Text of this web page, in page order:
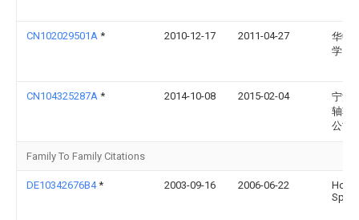
CN102029501A * 2010-12-17 2011-04-27
华中
学
CN104325287A * 2014-10-08 2015-02-04
宁波
轴软
公司
Family To Family Citations
DE10342676B4* 2003-09-16 2006-06-22